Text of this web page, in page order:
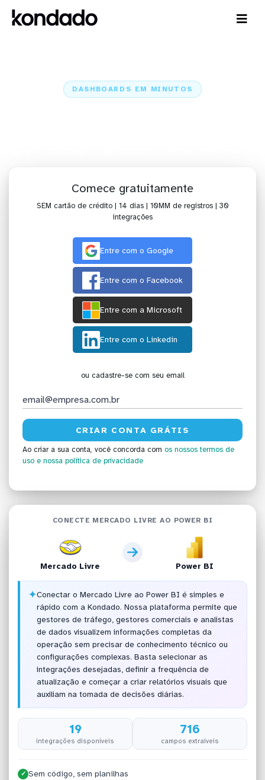
DASHBOARDS EM MINUTOS
Comece gratuitamente
SEM cartão de crédito | 14 dias | 10MM de registros | 30
integrações
Entre com o Google
Entre com o Facebook
Entre com a Microsoft
Entre com o Linkedin
ou cadastre-se com seu email
Ao criar a sua conta, você concorda com os nossos termos de
uso e nossa política de privacidade
CONECTE MERCADO LIVRE AO POWER BI
Mercado Livre Power BI
✦Conectar o Mercado Livre ao Power BI é simples e
rápido com a Kondado. Nossa plataforma permite que
gestores de tráfego, gestores comerciais e analistas
de dados visualizem informações completas da
operação sem precisar de conhecimento técnico ou
configurações complexas. Basta selecionar as
integrações desejadas, definir a frequência de
atualização e começar a criar relatórios visuais que
auxiliam na tomada de decisões diárias.
19
integrações disponíveis
716
campos extraíveis
✓ Sem código, sem planilhas